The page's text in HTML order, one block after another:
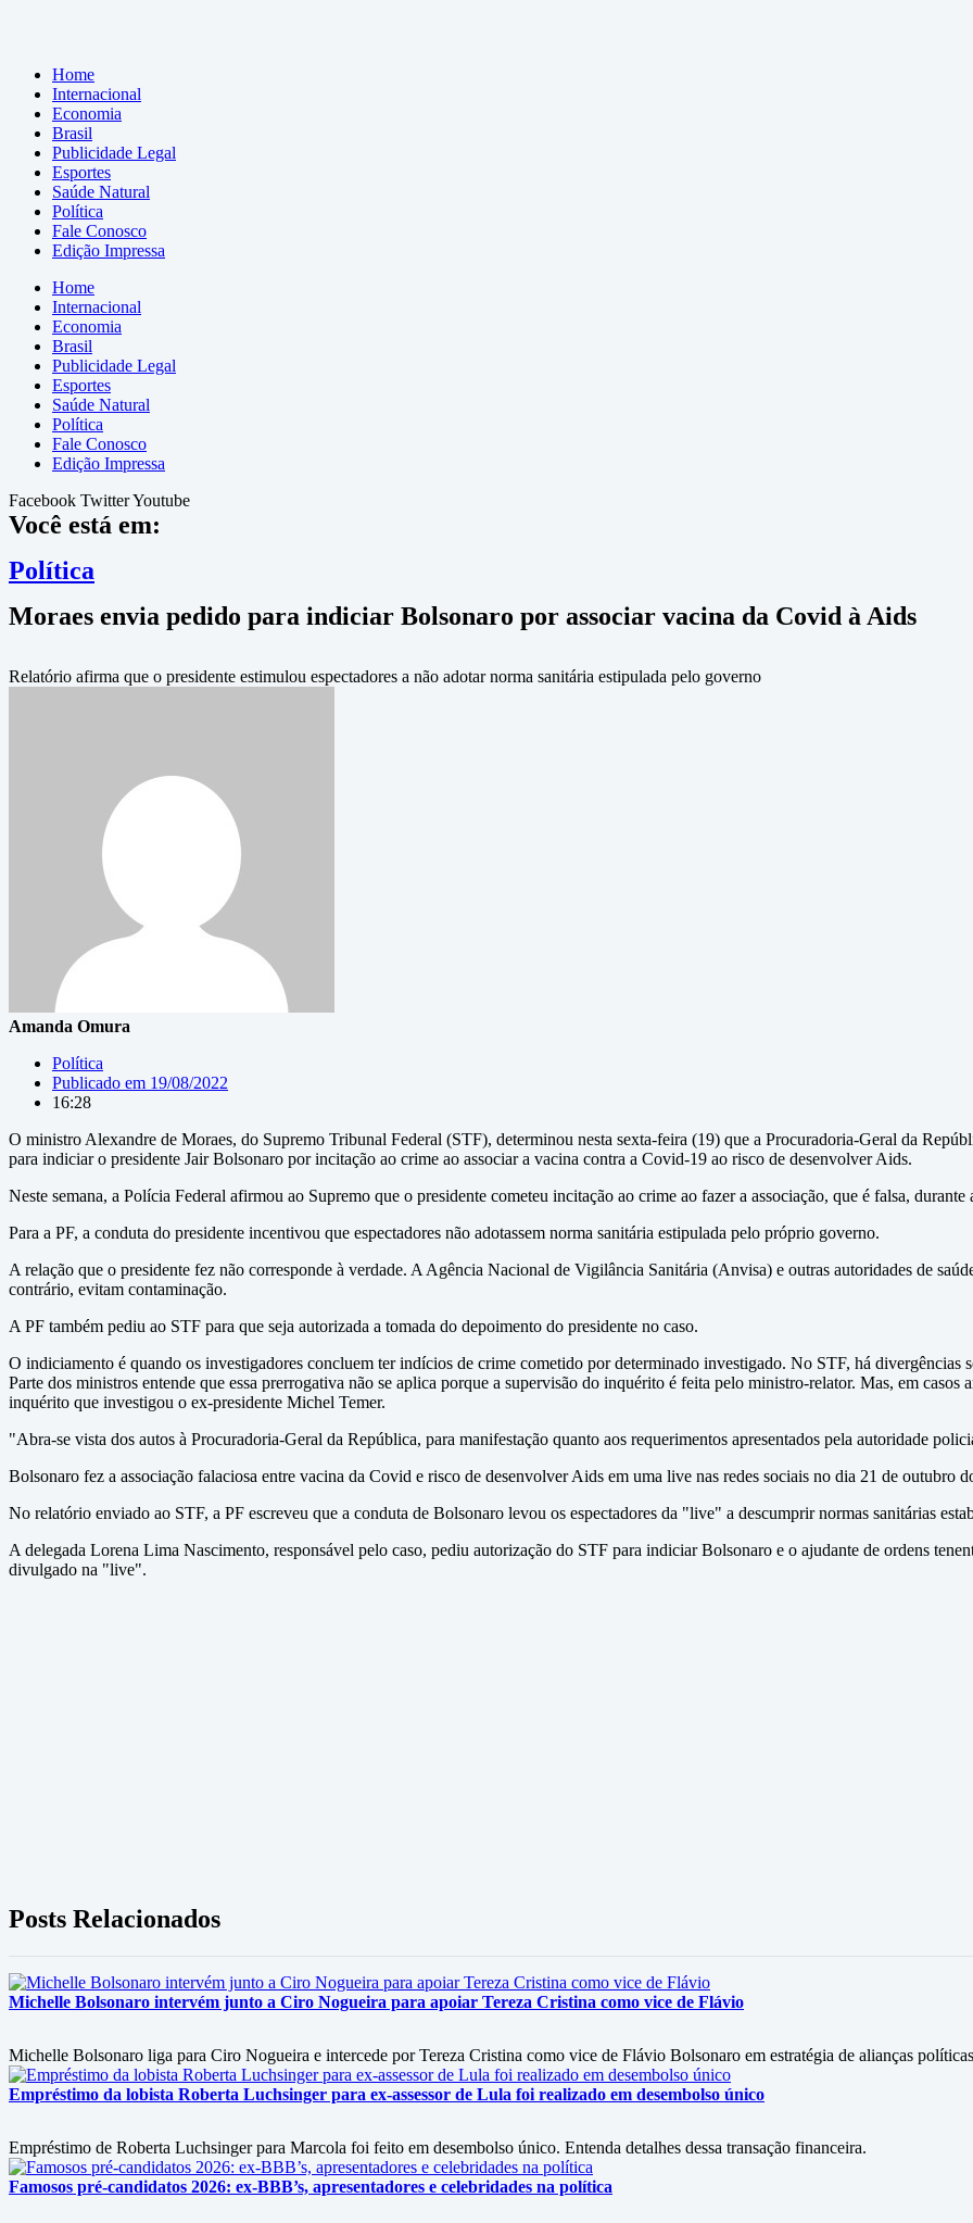
Home
Internacional
Economia
Brasil
Publicidade Legal
Esportes
Saúde Natural
Política
Fale Conosco
Edição Impressa
Home
Internacional
Economia
Brasil
Publicidade Legal
Esportes
Saúde Natural
Política
Fale Conosco
Edição Impressa
Facebook TwitterYoutube
Você está em:
Política
Moraes envia pedido para indiciar Bolsonaro por associar vacina da Covid à Aids
Relatório afirma que o presidente estimulou espectadores a não adotar norma sanitária estipulada pelo governo
Amanda Omura
Política
Publicado em 19/08/2022
16:28
O ministro Alexandre de Moraes, do Supremo Tribunal Federal (STF), determinou nesta sexta-feira (19) que a Procuradoria-Geral da
para indiciar o presidente Jair Bolsonaro por incitação ao crime ao associar a vacina contra a Covid-19 ao risco de desenvolver Aids.
Neste semana, a Polícia Federal afirmou ao Supremo que o presidente cometeu incitação ao crime ao fazer a associação, que é falsa,
Para a PF, a conduta do presidente incentivou que espectadores não adotassem norma sanitária estipulada pelo próprio governo.
A relação que o presidente fez não corresponde à verdade. A Agência Nacional de Vigilância Sanitária (Anvisa) e outras autoridades de
contrário, evitam contaminação.
A PF também pediu ao STF para que seja autorizada a tomada do depoimento do presidente no caso.
O indiciamento é quando os investigadores concluem ter indícios de crime cometido por determinado investigado. No STF, há
Parte dos ministros entende que essa prerrogativa não se aplica porque a supervisão do inquérito é feita pelo ministro-relator. Mas, em
inquérito que investigou o ex-presidente Michel Temer.
"Abra-se vista dos autos à Procuradoria-Geral da República, para manifestação quanto aos requerimentos apresentados pela autoridade
Bolsonaro fez a associação falaciosa entre vacina da Covid e risco de desenvolver Aids em uma live nas redes sociais no dia 21 de outubro
No relatório enviado ao STF, a PF escreveu que a conduta de Bolsonaro levou os espectadores da "live" a descumprir normas sanitárias
A delegada Lorena Lima Nascimento, responsável pelo caso, pediu autorização do STF para indiciar Bolsonaro e o ajudante de ordens
divulgado na "live".
Posts Relacionados
Michelle Bolsonaro intervém junto a Ciro Nogueira para apoiar Tereza Cristina como vice de Flávio
Michelle Bolsonaro liga para Ciro Nogueira e intercede por Tereza Cristina como vice de Flávio Bolsonaro em estratégia de alianças
Empréstimo da lobista Roberta Luchsinger para ex-assessor de Lula foi realizado em desembolso único
Empréstimo de Roberta Luchsinger para Marcola foi feito em desembolso único. Entenda detalhes dessa transação financeira.
Famosos pré-candidatos 2026: ex-BBB’s, apresentadores e celebridades na política